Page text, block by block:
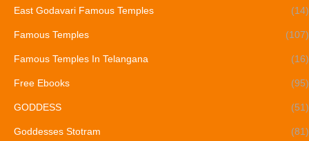
East Godavari Famous Temples (14)
Famous Temples (107)
Famous Temples In Telangana (16)
Free Ebooks (95)
GODDESS (51)
Goddesses Stotram (81)